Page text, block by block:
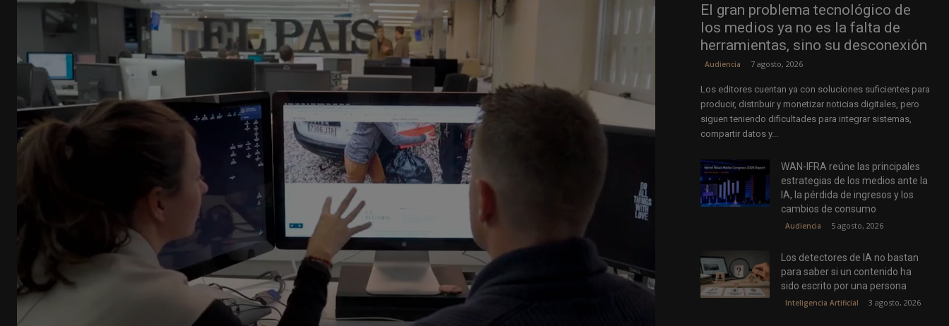
El gran problema tecnológico de
los medios ya no es la falta de
herramientas, sino su desconexión
Audiencia 7 agosto, 2026
Los editores cuentan ya con soluciones suficientes para
producir, distribuir y monetizar noticias digitales, pero
siguen teniendo dificultades para integrar sistemas,
compartir datos y...
WAN-IFRA reúne las principales
estrategias de los medios ante la
IA, la pérdida de ingresos y los
cambios de consumo
Audiencia 5 agosto, 2026
Los detectores de IA no bastan
para saber si un contenido ha
sido escrito por una persona
Inteligencia Artificial 3 agosto, 2026